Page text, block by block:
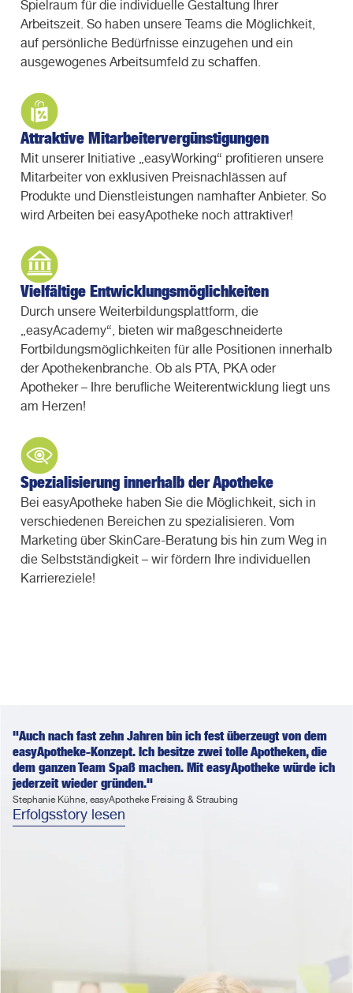
Spielraum für die individuelle Gestaltung Ihrer
Arbeitszeit. So haben unsere Teams die Möglichkeit,
auf persönliche Bedürfnisse einzugehen und ein
ausgewogenes Arbeitsumfeld zu schaffen.
Attraktive Mitarbeitervergünstigungen
Mit unserer Initiative „easyWorking“ profitieren unsere
Mitarbeiter von exklusiven Preisnachlässen auf
Produkte und Dienstleistungen namhafter Anbieter. So
wird Arbeiten bei easyApotheke noch attraktiver!
Vielfältige Entwicklungsmöglichkeiten
Durch unsere Weiterbildungsplattform, die
„easyAcademy“, bieten wir maßgeschneiderte
Fortbildungsmöglichkeiten für alle Positionen innerhalb
der Apothekenbranche. Ob als PTA, PKA oder
Apotheker – Ihre berufliche Weiterentwicklung liegt uns
am Herzen!
Spezialisierung innerhalb der Apotheke
Bei easyApotheke haben Sie die Möglichkeit, sich in
verschiedenen Bereichen zu spezialisieren. Vom
Marketing über SkinCare-Beratung bis hin zum Weg in
die Selbstständigkeit – wir fördern Ihre individuellen
Karriereziele!
"Auch nach fast zehn Jahren bin ich fest überzeugt von dem
easyApotheke-Konzept. Ich besitze zwei tolle Apotheken, die
dem ganzen Team Spaß machen. Mit easyApotheke würde ich
jederzeit wieder gründen."
Stephanie Kühne, easyApotheke Freising & Straubing
Erfolgsstory lesen